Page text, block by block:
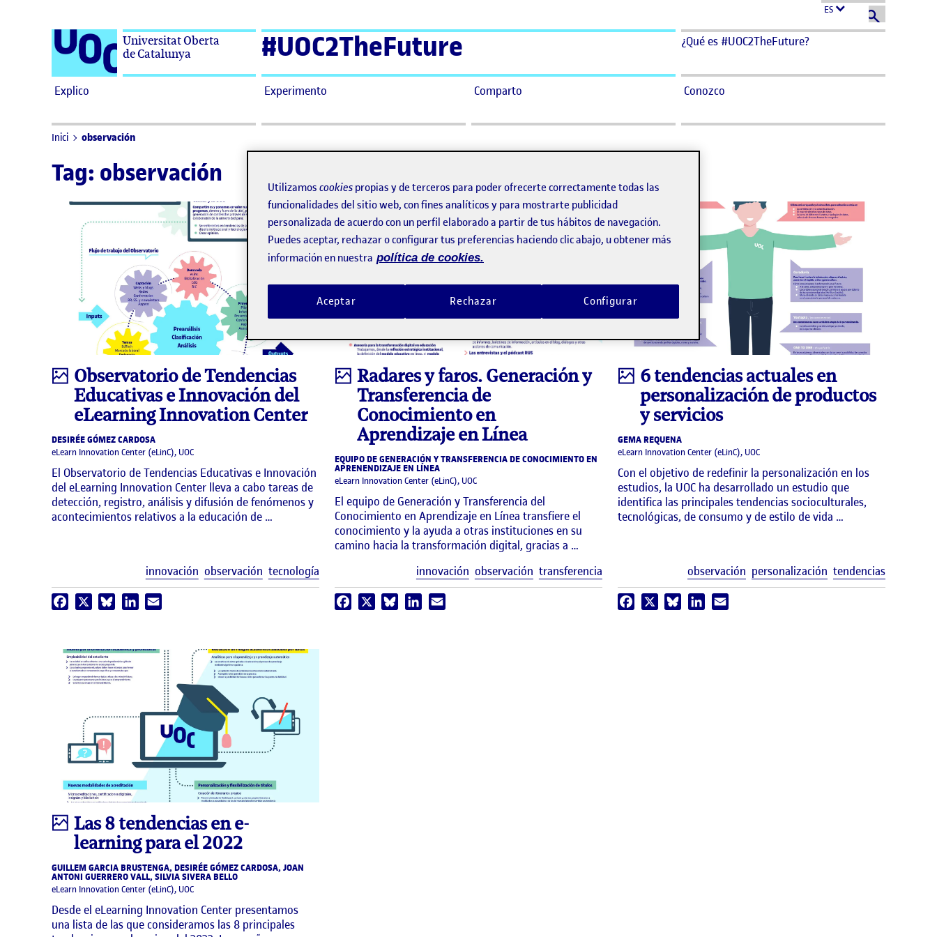
ES
Universitat Oberta
de Catalunya
#UOC2TheFuture ¿Qué es #UOC2TheFuture?
Explico Experimento Comparto Conozco
Inici observación
Tag: observación
Infografía
Observatorio de Tendencias
Educativas e Innovación del
eLearning Innovation Center
DESIRÉE GÓMEZ CARDOSA
eLearn Innovation Center (eLinC), UOC
El Observatorio de Tendencias Educativas e Innovación
del eLearning Innovation Center lleva a cabo tareas de
detección, registro, análisis y difusión de fenómenos y
acontecimientos relativos a la educación de …
Etiquetas
innovación observación tecnología
Facebook BlueskyLinkedIn
Infografía
Radares y faros. Generación y
Transferencia de
Conocimiento en
Aprendizaje en Línea
EQUIPO DE GENERACIÓN Y TRANSFERENCIA DE CONOCIMIENTO EN
APRENENDIZAJE EN LÍNEA
eLearn Innovation Center (eLinC), UOC
El equipo de Generación y Transferencia del
Conocimiento en Aprendizaje en Línea transfiere el
conocimiento y la ayuda a otras instituciones en su
camino hacia la transformación digital, gracias a …
Etiquetas
innovación observación transferencia
Facebook Bluesky LinkedIn
Infografía
6 tendencias actuales en
personalización de productos
y servicios
GEMA REQUENA
eLearn Innovation Center (eLinC), UOC
Con el objetivo de redefinir la personalización en los
estudios, la UOC ha desarrollado un estudio que
identifica las principales tendencias socioculturales,
tecnológicas, de consumo y de estilo de vida …
Etiquetas
observación personalización tendencias
Facebook Bluesky LinkedIn
Infografía
Las 8 tendencias en e-
learning para el 2022
GUILLEM GARCIA BRUSTENGA, DESIRÉE GÓMEZ CARDOSA, JOAN
ANTONI GUERRERO VALL, SILVIA SIVERA BELLO
eLearn Innovation Center (eLinC), UOC
Desde el eLearning Innovation Center presentamos
una lista de las que consideramos las 8 principales
Utilizamos cookies propias y de terceros para poder ofrecerte correctamente todas las
funcionalidades del sitio web, con fines analíticos y para mostrarte publicidad
personalizada de acuerdo con un perfil elaborado a partir de tus hábitos de navegación.
Puedes aceptar, rechazar o configurar tus preferencias haciendo clic abajo, u obtener más
información en nuestra política de cookies.
Rechazar
Aceptar Configurar